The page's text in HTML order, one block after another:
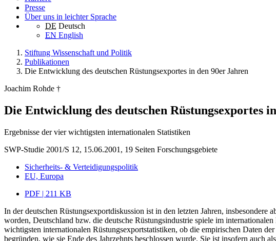
Presse
Über uns in leichter Sprache
DE Deutsch
EN English
Stiftung Wissenschaft und Politik
Publikationen
Die Entwicklung des deutschen Rüstungsexportes in den 90er Jahren
Joachim Rohde †
Die Entwicklung des deutschen Rüstungsexportes
Ergebnisse der vier wichtigsten internationalen Statistiken
SWP-Studie 2001/S 12, 15.06.2001, 19 Seiten Forschungsgebiete
Sicherheits- & Verteidigungspolitik
EU, Europa
PDF | 211 KB
In der deutschen Rüstungsexportdiskussion ist in den letzten Jahren,
worden, Deutschland bzw. die deutsche Rüstungsindustrie spiele im
wichtigsten internationalen Rüstungsexportstatistiken, ob die empirischen Daten
begründen, wie sie Ende des Jahrzehnts beschlossen wurde. Sie ist insofern auch